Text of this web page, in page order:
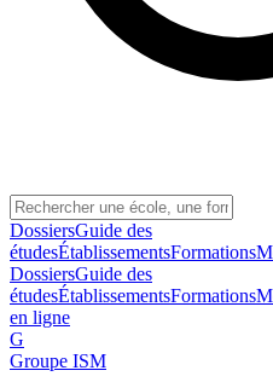
DossiersGuide des
étudesÉtablissementsFormations
DossiersGuide des
étudesÉtablissementsFormations
en ligne
G
Groupe ISM